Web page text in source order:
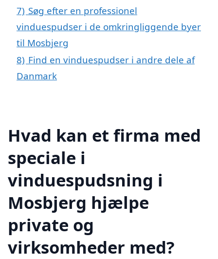
7) Søg efter en professionel
vinduespudser i de omkringliggende byer
til Mosbjerg
8) Find en vinduespudser i andre dele af
Danmark
Hvad kan et firma med
speciale i
vinduespudsning i
Mosbjerg hjælpe
private og
virksomheder med?